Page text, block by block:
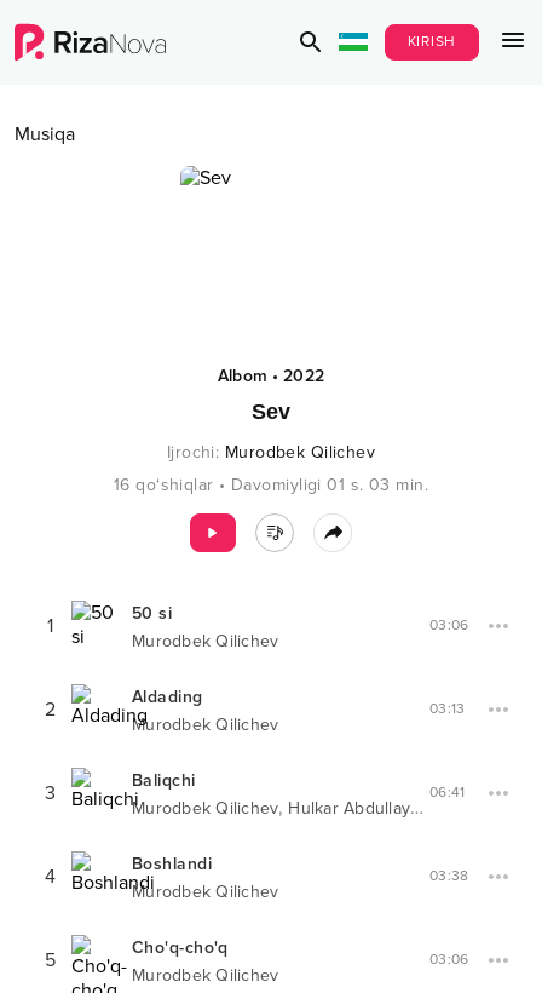
KIRISH
Musiqa
Albom •2022
Sev
Ijrochi: Murodbek Qilichev
16 qo‘shiqlar • Davomiyligi 01 s. 03 min.
1
50 si
Murodbek Qilichev
03:06
2
Aldading
Murodbek Qilichev
03:13
3
Baliqchi
Murodbek Qilichev, Hulkar Abdullayeva
06:41
4
Boshlandi
Murodbek Qilichev
03:38
5
Cho'q-cho'q
Murodbek Qilichev
03:06